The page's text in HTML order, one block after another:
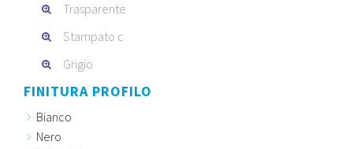
Trasparente
Stampato c
Grigio
FINITURA PROFILO
Bianco
Nero